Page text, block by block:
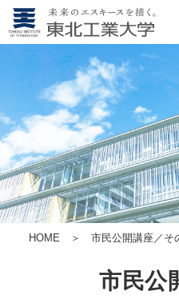
HOME ＞ 市民公開講座／そ
市民公